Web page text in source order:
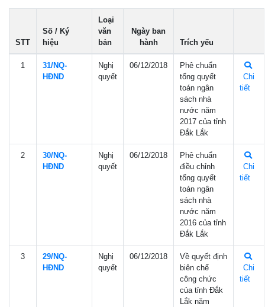
STT
Số / Ký
hiệu
Loại
văn
bản
Ngày ban
hành
Trích yếu
1
31/NQ-
HÐND
Nghị
quyết
06/12/2018
Phê chuẩn
tổng quyết
toán ngân
sách nhà
nước năm
2017 của tỉnh
Đắk Lắk
Chi
tiết
2
30/NQ-
HÐND
Nghị
quyết
06/12/2018
Phê chuẩn
điều chỉnh
tổng quyết
toán ngân
sách nhà
nước năm
2016 của tỉnh
Đắk Lắk
Chi
tiết
3
29/NQ-
HÐND
Nghị
quyết
06/12/2018
Về quyết định
biên chế
công chức
của tỉnh Đắk
Lắk năm
Chi
tiết